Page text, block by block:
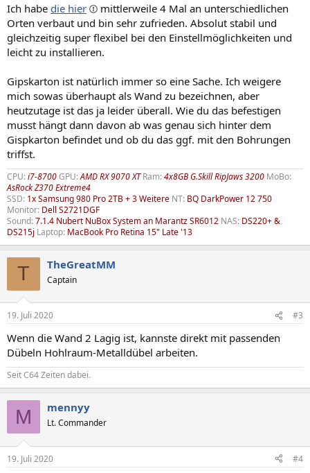
Ich habe die hier
mittlerweile 4 Mal an unterschiedlichen
Orten verbaut und bin sehr zufrieden. Absolut stabil und
gleichzeitig super flexibel bei den Einstellmöglichkeiten und
leicht zu installieren.
Gipskarton ist natürlich immer so eine Sache. Ich weigere
mich sowas überhaupt als Wand zu bezeichnen, aber
heutzutage ist das ja leider überall. Wie du das befestigen
musst hängt dann davon ab was genau sich hinter dem
Gispkarton befindet und ob du das ggf. mit den Bohrungen
triffst.
CPU:i7-8700GPU:AMD RX 9070 XTRam:4x8GB G.Skill RipJaws 3200 MoBo:
AsRock Z370 Extreme4
SSD: 1x Samsung 980 Pro 2TB + 3 Weitere NT: BQ DarkPower 12 750
Monitor: Dell S2721DGF
Sound:7.1.4 Nubert NuBox System an Marantz SR6012 NAS: DS220+ &
DS215j Laptop: MacBook Pro Retina 15" Late '13
T TheGreatMM
Captain
19. Juli 2020 #3
Wenn die Wand 2 Lagig ist, kannste direkt mit passenden
Dübeln Hohlraum-Metalldübel arbeiten.
Seit C64 Zeiten dabei.
M mennyy
Lt. Commander
19. Juli 2020 #4